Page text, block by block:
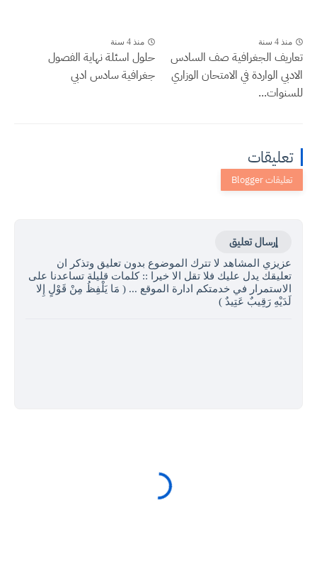
منذ 4 سنة
تعاريف الجغرافية صف السادس
الادبي الواردة في الامتحان الوزاري
للسنوات...
منذ 4 سنة
حلول اسئلة نهاية الفصول
جغرافية سادس ادبي
تعليقات
إرسال تعليق
عزيزي المشاهد لا تترك الموضوع بدون تعليق وتذكر ان
تعليقك يدل عليك فلا تقل الا خيرا :: كلمات قليلة تساعدنا على
الاستمرار في خدمتكم ادارة الموقع ... ( مَا يَلْفِظُ مِنْ قَوْلٍ إِلا
لَدَيْهِ رَقِيبٌ عَتِيدٌ )